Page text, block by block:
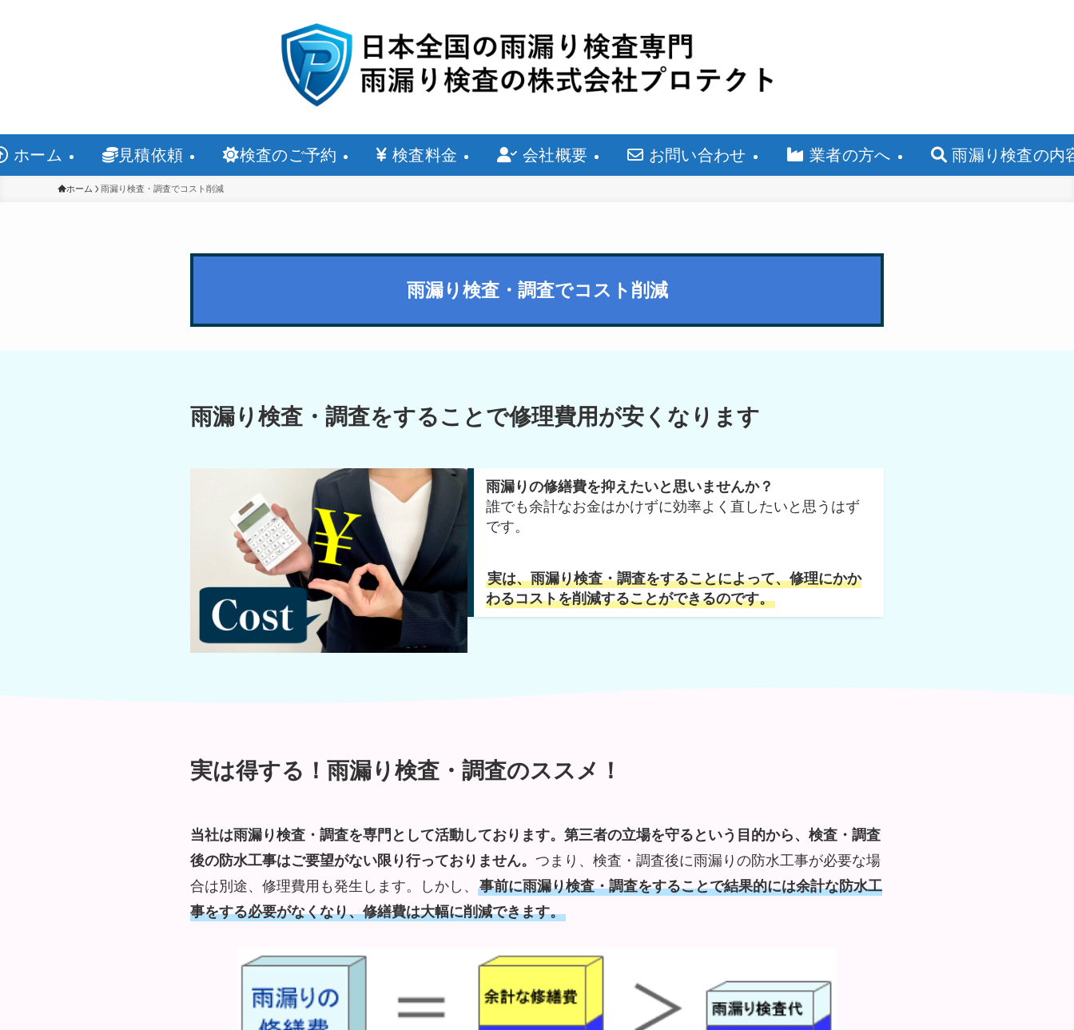
ホーム 見積依頼 検査のご予約 検査料金 会社概要 お問い合わせ 業者の方へ 雨漏り検査の内
ホーム 雨漏り検査・調査でコスト削減
雨漏り検査・調査でコスト削減
雨漏り検査・調査をすることで修理費用が安くなります
雨漏りの修繕費を抑えたいと思いませんか？
誰でも余計なお金はかけずに効率よく直したいと思うはず
です。
実は、雨漏り検査・調査をすることによって、修理にかか
わるコストを削減することができるのです。
実は得する！雨漏り検査・調査のススメ！
当社は雨漏り検査・調査を専門として活動しております。第三者の立場を守るという目的から、検査・調査
後の防水工事はご要望がない限り行っておりません。 つまり、検査・調査後に雨漏りの防水工事が必要な場
合は別途、修理費用も発生します。しかし、 事前に雨漏り検査・調査をすることで結果的には余計な防水工
事をする必要がなくなり、修繕費は大幅に削減できます。